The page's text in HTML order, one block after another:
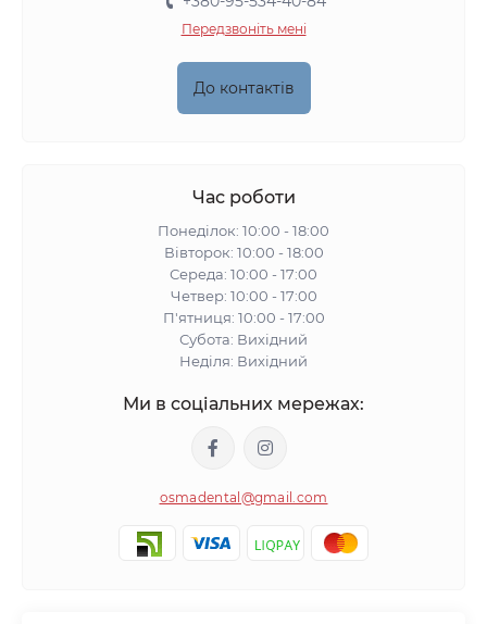
Передзвоніть мені
До контактів
Час роботи
Понеділок: 10:00 - 18:00
Вівторок: 10:00 - 18:00
Середа: 10:00 - 17:00
Четвер: 10:00 - 17:00
П'ятниця: 10:00 - 17:00
Субота: Вихідний
Неділя: Вихідний
Ми в соціальних мережах:
osmadental@gmail.com